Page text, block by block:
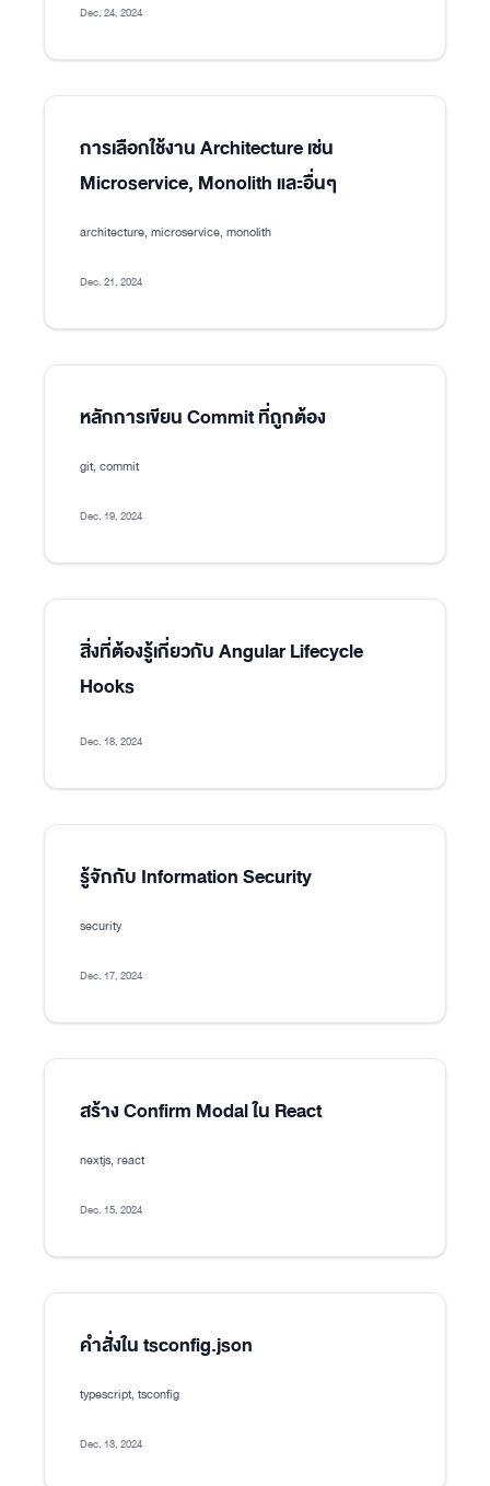
Dec. 24, 2024
การเลือกใช้งาน Architecture เช่น
Microservice, Monolith และอื่นๆ
architecture, microservice, monolith
Dec. 21, 2024
หลักการเขียน Commit ที่ถูกต้อง
git, commit
Dec. 19, 2024
สิ่งที่ต้องรู้เกี่ยวกับ Angular Lifecycle
Hooks
Dec. 18, 2024
รู้จักกับ Information Security
security
Dec. 17, 2024
สร้าง Confirm Modal ใน React
nextjs, react
Dec. 15, 2024
คำสั่งใน tsconfig.json
typescript, tsconfig
Dec. 13, 2024